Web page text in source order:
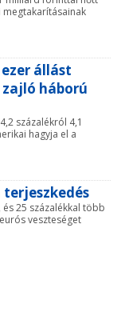
állást
háború
százalékról 4,1
hagyja el a
25 százalékkal több
veszteséget